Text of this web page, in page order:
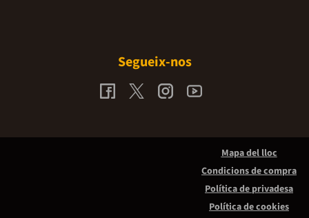
Segueix-nos
Mapa del lloc
Condicions de compra
Política de privadesa
Política de cookies